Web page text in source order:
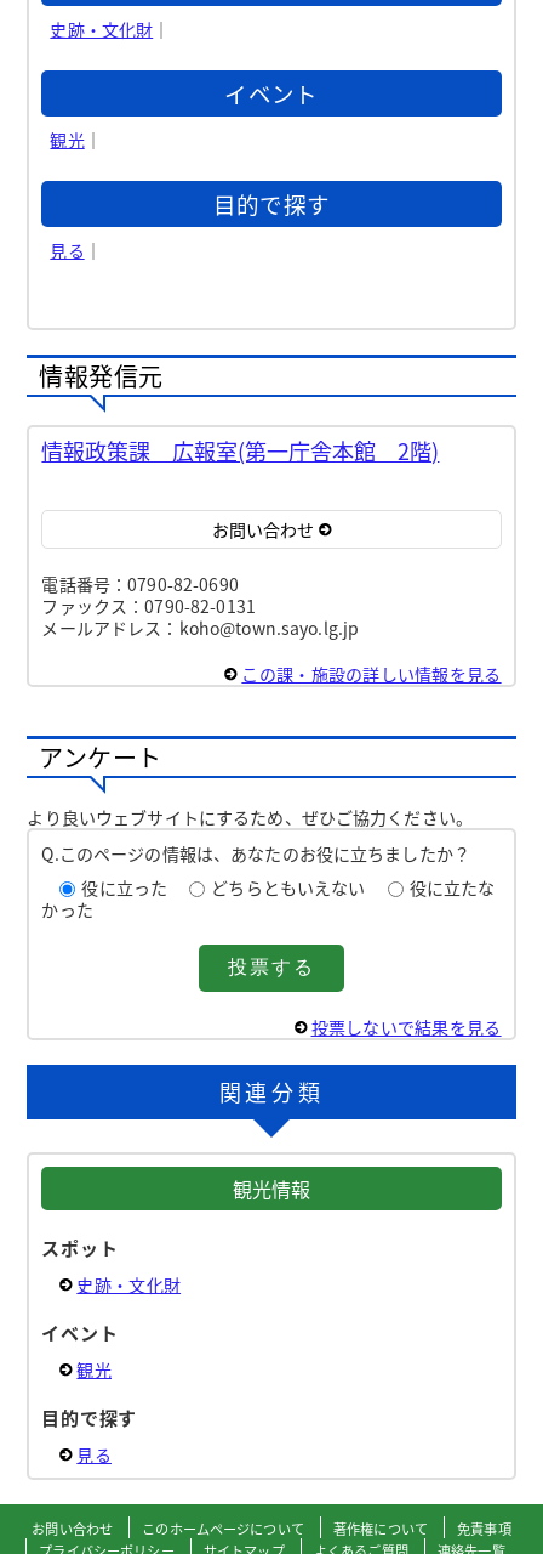
史跡・文化財 ｜
イベント
観光｜
目的で探す
見る ｜
情報発信元
情報政策課 広報室(第一庁舎本館 2階)
お問い合わせ
電話番号：0790-82-0690
ファックス：0790-82-0131
メールアドレス：koho@town.sayo.lg.jp
この課・施設の詳しい情報を見る
アンケート
より良いウェブサイトにするため、ぜひご協力ください。
Q.このページの情報は、あなたのお役に立ちましたか？
役に立った
どちらともいえない
役に立たな
かった
投票しないで結果を見る
関連分類
観光情報
スポット
史跡・文化財
イベント
観光
目的で探す
見る
お問い合わせ このホームページについて 著作権について
免責事項
プライバシーポリシー
サイトマップ よくあるご質問 連絡先一覧